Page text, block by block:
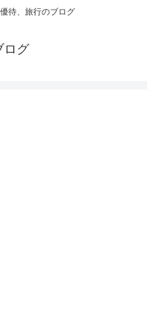
待、旅行のブログ
ログ